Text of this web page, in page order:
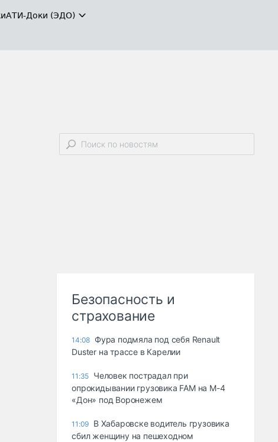
АТИ-Доки (ЭДО)
Безопасность и
страхование
14:08 Фура подмяла под себя Renault
Duster на трассе в Карелии
11:35 Человек пострадал при
опрокидывании грузовика FAM на М-4
«Дон» под Воронежем
11:09 В Хабаровске водитель грузовика
сбил женщину на пешеходном